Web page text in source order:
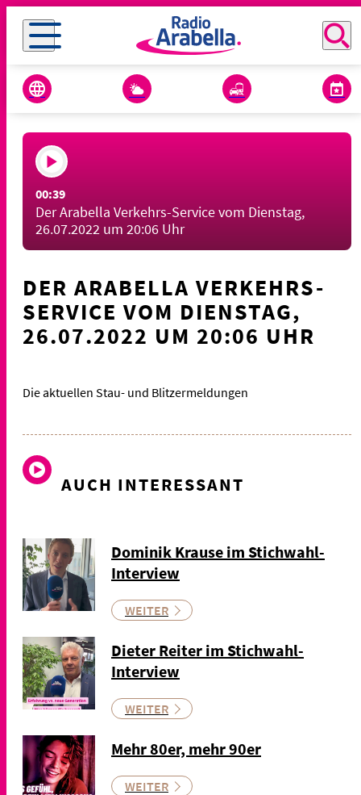
00:39
Der Arabella Verkehrs-Service vom Dienstag,
26.07.2022 um 20:06 Uhr
DER ARABELLA VERKEHRS-
SERVICE VOM DIENSTAG,
26.07.2022 UM 20:06 UHR
Die aktuellen Stau- und Blitzermeldungen
AUCH INTERESSANT
Dominik Krause im Stichwahl-
Interview
WEITER
Dieter Reiter im Stichwahl-
Interview
WEITER
Mehr 80er, mehr 90er
WEITER